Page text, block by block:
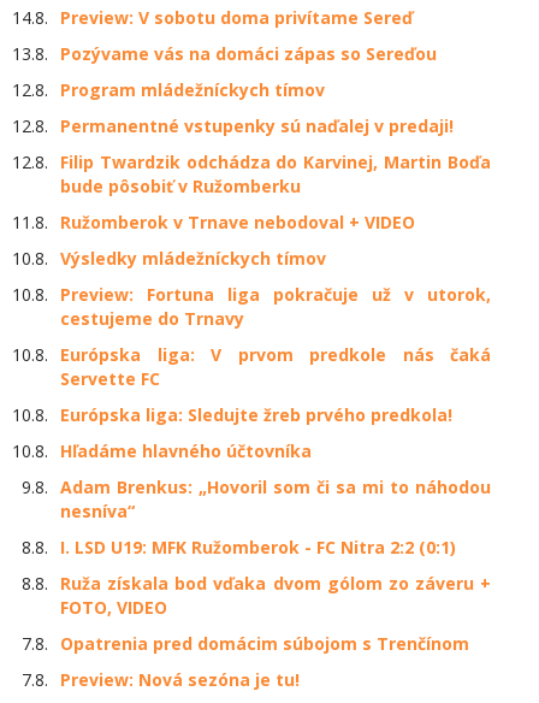
14.8.
Preview: V sobotu doma privítame Sereď
13.8.
Pozývame vás na domáci zápas so Sereďou
12.8.
Program mládežníckych tímov
12.8.
Permanentné vstupenky sú naďalej v predaji!
12.8.
Filip Twardzik odchádza do Karvinej, Martin Boďa
bude pôsobiť v Ružomberku
11.8.
Ružomberok v Trnave nebodoval + VIDEO
10.8. Výsledky mládežníckych tímov
10.8.
Preview: Fortuna liga pokračuje už v utorok,
cestujeme do Trnavy
10.8.
Európska liga: V prvom predkole nás čaká
Servette FC
10.8.
Európska liga: Sledujte žreb prvého predkola!
10.8.
Hľadáme hlavného účtovníka
9.8. Adam Brenkus: „Hovoril som či sa mi to náhodou
nesníva“
8.8.
I. LSD U19: MFK Ružomberok - FC Nitra 2:2 (0:1)
8.8.
Ruža získala bod vďaka dvom gólom zo záveru +
FOTO, VIDEO
7.8.
Opatrenia pred domácim súbojom s Trenčínom
7.8.
Preview: Nová sezóna je tu!